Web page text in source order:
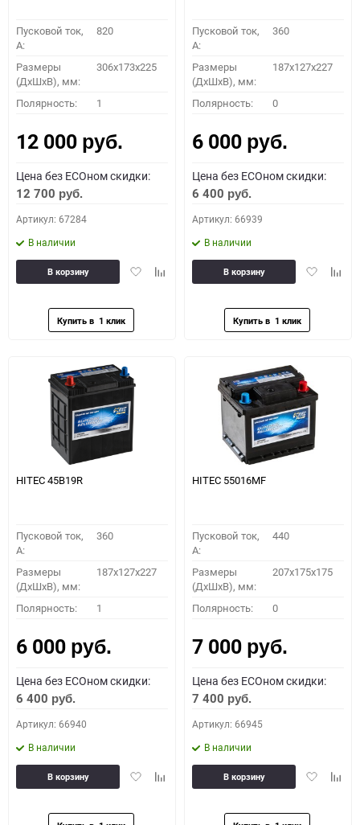
Пусковой ток,
A:
820
Размеры
(ДхШхВ), мм:
306x173x225
Полярность: 1
12 000 руб.
Цена без ECOном скидки:
12 700 руб.
Артикул: 67284
В наличии
ДобавитьДобавить
В корзину
Пусковой ток,
A:
360
Размеры
(ДхШхВ), мм:
187x127x227
Полярность: 0
6 000 руб.
Цена без ECOном скидки:
6 400 руб.
Артикул: 66939
В наличии
Добавить
В корзину
HITEC 45B19R
Пусковой ток,
A:
360
Размеры
(ДхШхВ), мм:
187x127x227
Полярность: 1
6 000 руб.
Цена без ECOном скидки:
6 400 руб.
Артикул: 66940
В наличии
ДобавитьДобавить
В корзину
HITEC 55016MF
Пусковой ток,
A:
440
Размеры
(ДхШхВ), мм:
207x175x175
Полярность: 0
7 000 руб.
Цена без ECOном скидки:
7 400 руб.
Артикул: 66945
В наличии
Добавить
В корзину